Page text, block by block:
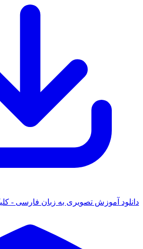
آموزش تصویری به زبان فارسی - کلیک کنید